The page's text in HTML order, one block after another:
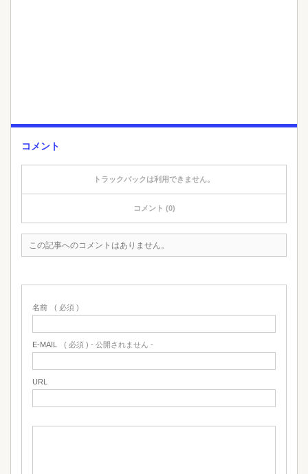
コメント
トラックバックは利用できません。
コメント (0)
この記事へのコメントはありません。
名前 ( 必須 )
E-MAIL ( 必須 ) - 公開されません -
URL